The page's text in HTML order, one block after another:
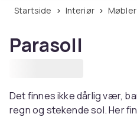
Startside Interiør Møbler
Parasoll
Det finnes ikke dårlig vær,
regn og stekende sol. Her